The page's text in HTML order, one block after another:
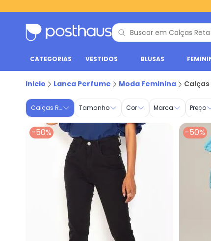
CATEGORIAS VESTIDOS BLUSAS
Inicio Lanca Perfume Moda Feminina Calças
Calças Reta Tamanho Cor Marca Preço
-50% -50%